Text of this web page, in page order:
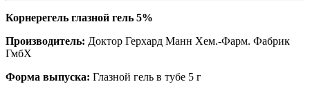
Корнерегель глазной гель 5%
Производитель: Доктор Герхард Манн Хем.-Фарм. Фабрик
ГмбХ
Форма выпуска: Глазной гель в тубе 5 г